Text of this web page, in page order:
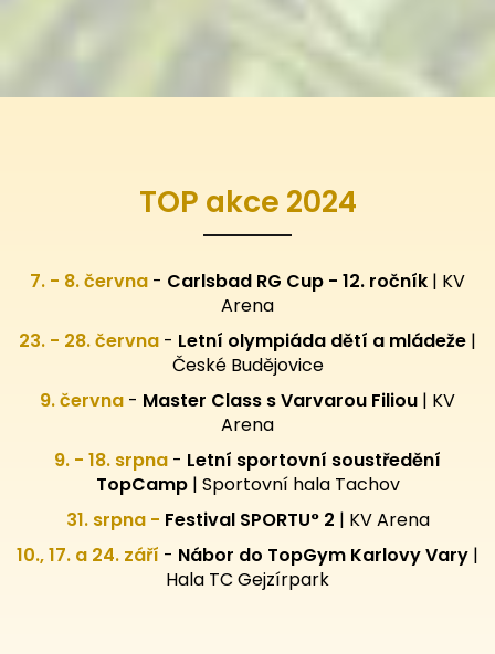
TOP akce 2024
7. - 8. června - Carlsbad RG Cup - 12. ročník | KV
Arena
23. - 28. června - Letní olympiáda dětí a mládeže |
České Budějovice
9. června - Master Class s Varvarou Filiou | KV
Arena
9. - 18. srpna - Letní sportovní soustředění
TopCamp| Sportovní hala Tachov
31. srpna - Festival SPORTU° 2 | KV Arena
10., 17. a 24. září - Nábor do TopGym Karlovy Vary |
Hala TC Gejzírpark